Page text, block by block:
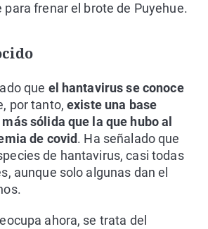
frenar el brote de Puyehue.
que el hantavirus se conoce
por tanto,existe una base
sólida que la que hubo al
de covid. Ha señalado que
de hantavirus, casi todas
aunque solo algunas dan el
ahora, se trata del